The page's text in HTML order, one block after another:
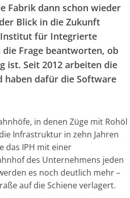
Fabrik dann schon wieder
Blick in die Zukunft
für Integrierte
Frage beantworten, ob
ist. Seit 2012 arbeiten die
haben dafür die Software
in denen Züge mit Rohöl
Infrastruktur in zehn Jahren
das IPH mit einer
des Unternehmens jeden
es noch deutlich mehr –
auf die Schiene verlagert.